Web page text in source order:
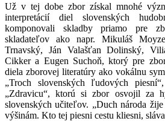
Už v tej dobe zbor získal mnohé
interpretácií diel slovenských
komponovali skladby priamo pre
skladateľov ako napr. Mikuláš
Trnavský, Ján Valašťan Dolinský,
Cikker a Eugen Suchoň, ktorý pre
diela zborovej literatúry ako vokálnu
„Troch slovenských ľudových
„Zdravicu“, ktorú si zbor osvojil za
slovenských učiteľov. „Duch národa
výšinám. Kto tej piesni cestu kliesni,